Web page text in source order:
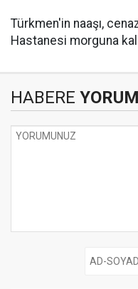
Türkmen'in naaşı,
Hastanesi morguna
HABERE